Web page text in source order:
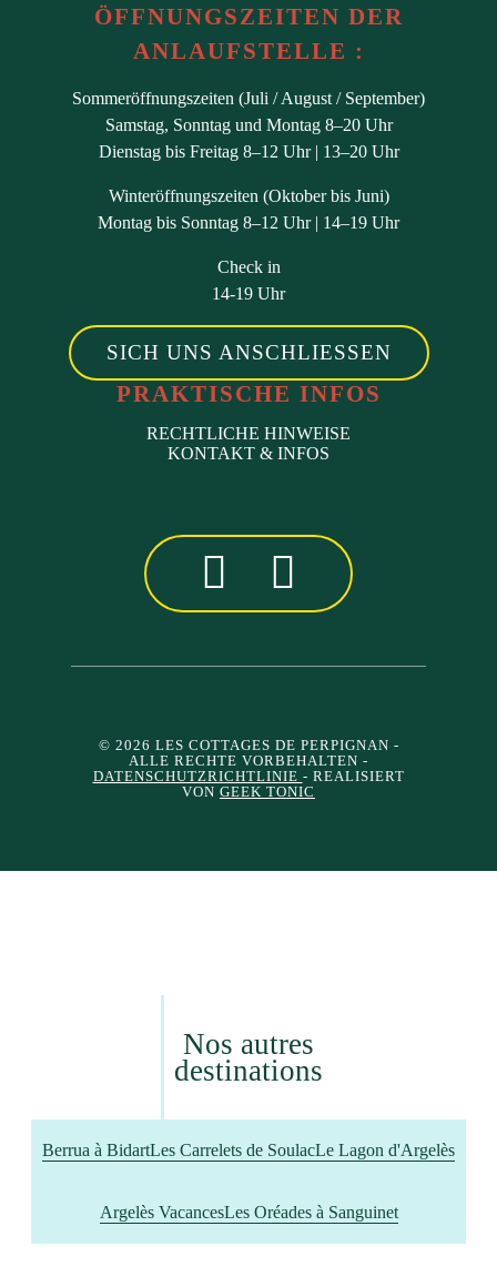
ÖFFNUNGSZEITEN DER
ANLAUFSTELLE :
Sommeröffnungszeiten (Juli / August / September)
Samstag, Sonntag und Montag 8–20 Uhr
Dienstag bis Freitag 8–12 Uhr | 13–20 Uhr
Winteröffnungszeiten (Oktober bis Juni)
Montag bis Sonntag 8–12 Uhr | 14–19 Uhr
Check in
14-19 Uhr
SICH UNS ANSCHLIESSEN
PRAKTISCHE INFOS
RECHTLICHE HINWEISE
KONTAKT & INFOS
© 2026 LES COTTAGES DE PERPIGNAN -
ALLE RECHTE VORBEHALTEN -
DATENSCHUTZRICHTLINIE - REALISIERT
VON GEEK TONIC
Nos autres
destinations
Berrua à BidartLes Carrelets de SoulacLe Lagon d'Argelès
Argelès VacancesLes Oréades à Sanguinet